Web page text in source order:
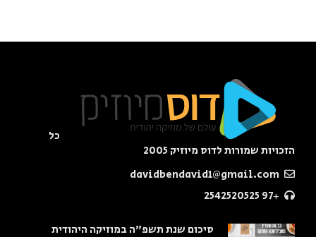
כל
הזכויות שמורות לדוס מיוזיק 2005
+97 2542520525
סיכום שנת תשפ"ה במוזיקה היהודית